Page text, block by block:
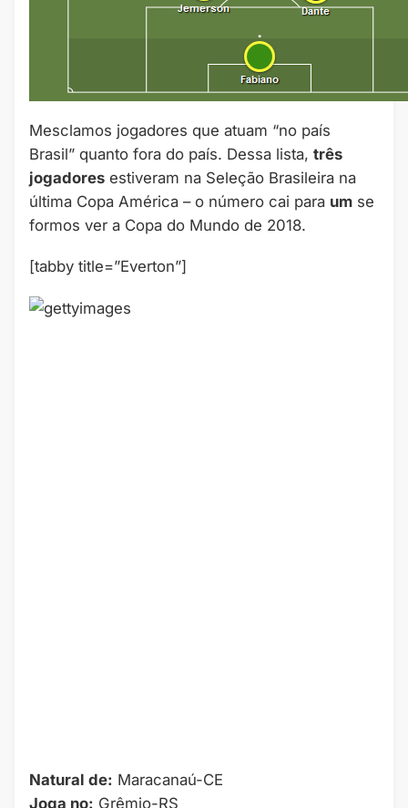
Mesclamos jogadores que atuam “no país
Brasil” quanto fora do país. Dessa lista, três
jogadores estiveram na Seleção Brasileira na
última Copa América – o número cai para um se
formos ver a Copa do Mundo de 2018.
[tabby title=”Everton”]
Natural de: Maracanaú-CE
Joga no: Grêmio-RS